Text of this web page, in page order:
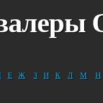
Е Ж З И К Л М Н